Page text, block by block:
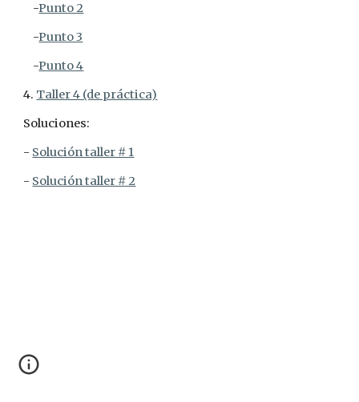
    -
Punto 2
    -
Punto 3
    -
Punto 4
4. Taller 4 (de práctica)
Soluciones:
- Solución taller # 1
- Solución taller # 2